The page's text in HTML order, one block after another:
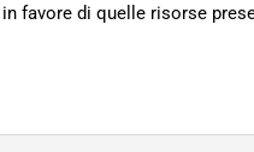
favore di quelle risorse